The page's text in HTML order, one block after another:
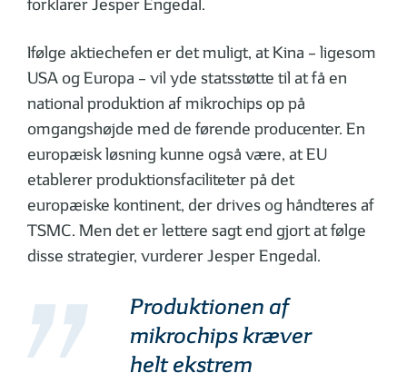
forklarer Jesper Engedal.
Ifølge aktiechefen er det muligt, at Kina – ligesom
USA og Europa – vil yde statsstøtte til at få en
national produktion af mikrochips op på
omgangshøjde med de førende producenter. En
europæisk løsning kunne også være, at EU
etablerer produktionsfaciliteter på det
europæiske kontinent, der drives og håndteres af
TSMC. Men det er lettere sagt end gjort at følge
disse strategier, vurderer Jesper Engedal.
Produktionen af
mikrochips kræver
helt ekstrem